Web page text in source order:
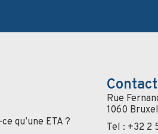
ce qu’une ETA ?
Contact
Rue
1060
Tel : +32 2